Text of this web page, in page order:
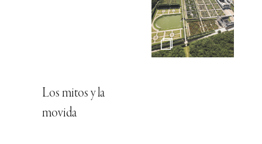
Los mitos y la
movida